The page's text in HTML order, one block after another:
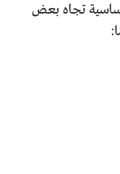
تجاه بعض